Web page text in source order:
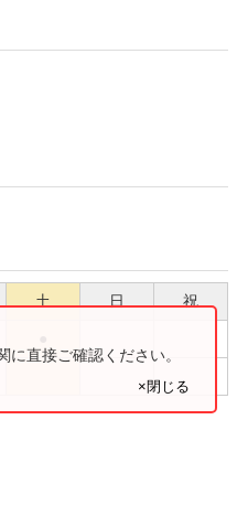
土 日 祝
直接ご確認ください。
×閉じる